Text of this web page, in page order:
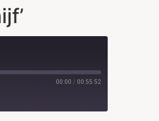
00:00 / 00:55:52